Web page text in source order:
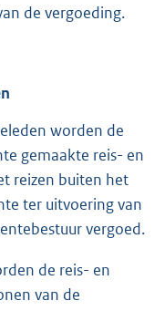
de vergoeding.
worden de
gemaakte reis- en
reizen buiten het
ter uitvoering van
vergoed.
de reis- en
van de